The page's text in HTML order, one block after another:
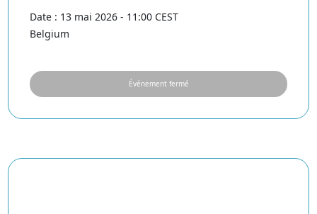
Date : 13 mai 2026 - 11:00 CEST
Belgium
Événement fermé